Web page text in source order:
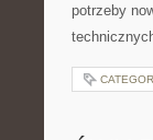
potrzeby